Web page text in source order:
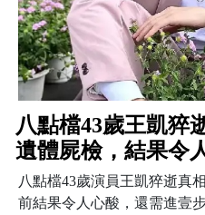
八點檔43歲王凱猝
遺體屍檢，結果令
八點檔43歲演員王凱猝逝真
前結果令人心酸，還需進壹